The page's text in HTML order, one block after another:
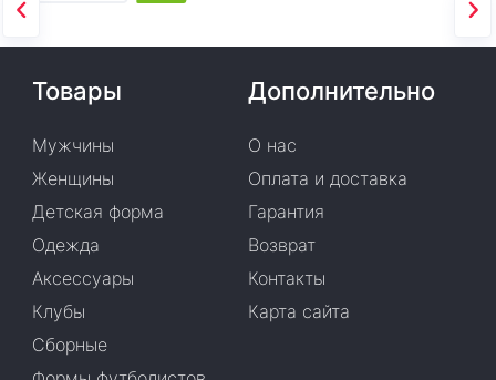
Товары
Мужчины
Женщины
Детская форма
Одежда
Аксессуары
Клубы
Сборные
Дополнительно
О нас
Оплата и доставка
Гарантия
Возврат
Контакты
Карта сайта